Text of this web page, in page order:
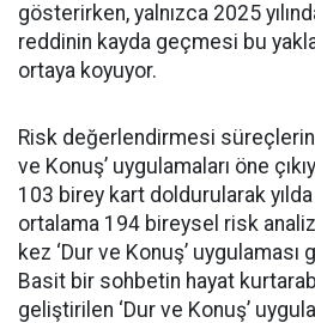
gösterirken, yalnızca 2025
reddinin kayda geçmesi bu
ortaya koyuyor.
Risk değerlendirmesi
ve Konuş’ uygulamaları öne
103 birey kart doldurularak yılda
ortalama 194 bireysel risk
kez ‘Dur ve Konuş’
Basit bir sohbetin hayat
geliştirilen ‘Dur ve Konuş’